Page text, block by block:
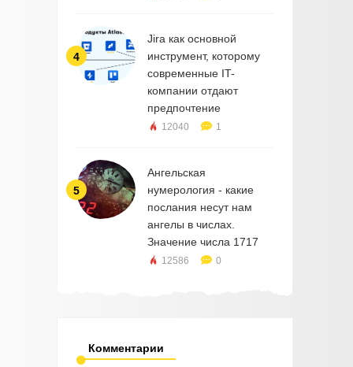
4
Jira как основной
инструмент, которому
современные IT-
компании отдают
предпочтение
12040 1
5
Ангельская
нумерология - какие
послания несут нам
ангелы в числах.
Значение числа 1717
12586 0
Комментарии